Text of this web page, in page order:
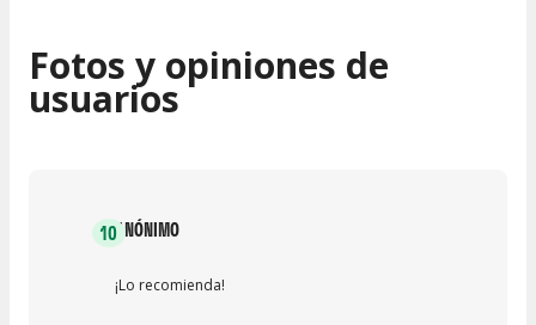
Fotos y opiniones de
usuarios
10ANÓNIMO
¡Lo recomienda!